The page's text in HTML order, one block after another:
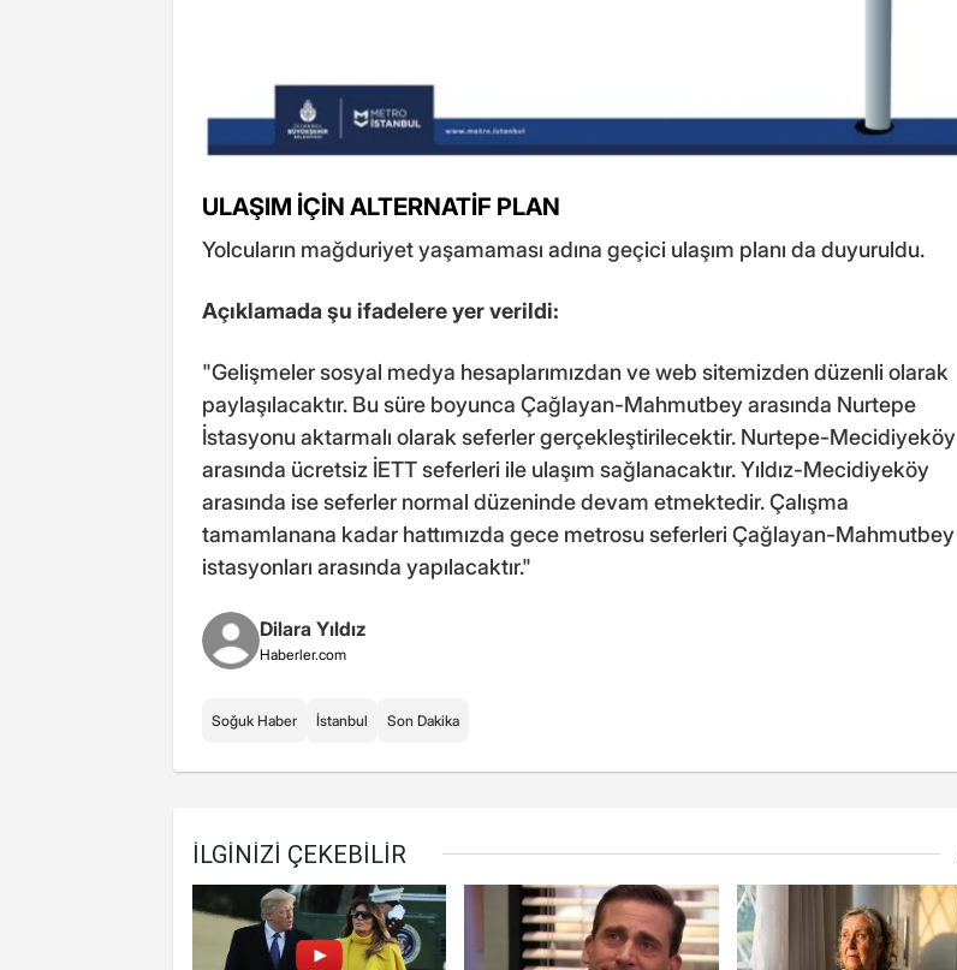
ULAŞIM İÇİN ALTERNATİF PLAN
Yolcuların mağduriyet yaşamaması adına geçici ulaşım planı da duyuruldu.
Açıklamada şu ifadelere yer verildi:
"Gelişmeler sosyal medya hesaplarımızdan ve web sitemizden düzenli olarak
paylaşılacaktır. Bu süre boyunca Çağlayan-Mahmutbey arasında Nurtepe
İstasyonu aktarmalı olarak seferler gerçekleştirilecektir. Nurtepe-Mecidiyeköy
arasında ücretsiz İETT seferleri ile ulaşım sağlanacaktır. Yıldız-Mecidiyeköy
arasında ise seferler normal düzeninde devam etmektedir. Çalışma
tamamlanana kadar hattımızda gece metrosu seferleri Çağlayan-Mahmutbey
istasyonları arasında yapılacaktır."
Dilara Yıldız
Haberler.com
Soğuk Haber İstanbul Son Dakika